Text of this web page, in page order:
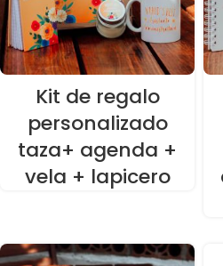
Kit de regalo
personalizado
taza+ agenda +
vela + lapicero